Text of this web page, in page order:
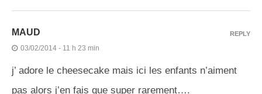
MAUD
03/02/2014 - 11 h 23 min
j’ adore le cheesecake mais ici les enfants n’aiment
pas alors j’en fais que super rarement….
REPLY